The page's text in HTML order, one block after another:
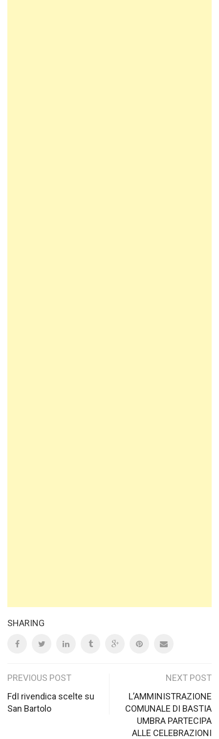
SHARING
Post
navigation
PREVIOUS POST
FdI rivendica scelte su
San Bartolo
NEXT POST
L’AMMINISTRAZIONE
COMUNALE DI BASTIA
UMBRA PARTECIPA
ALLE CELEBRAZIONI